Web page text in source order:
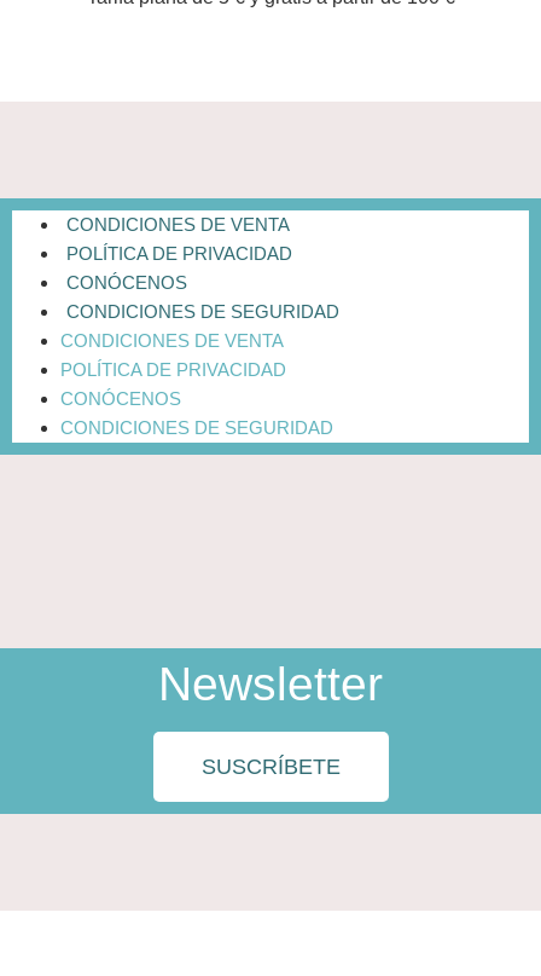
CONDICIONES DE VENTA
POLÍTICA DE PRIVACIDAD
CONÓCENOS
CONDICIONES DE SEGURIDAD
CONDICIONES DE VENTA
POLÍTICA DE PRIVACIDAD
CONÓCENOS
CONDICIONES DE SEGURIDAD
Newsletter
SUSCRÍBETE